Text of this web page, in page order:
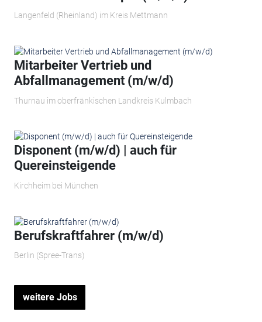
Langenfeld (Rheinland) im Kreis Mettmann
Mitarbeiter Vertrieb und
Abfallmanagement (m/w/d)
Thurnau im oberfränkischen Landkreis Kulmbach
Disponent (m/w/d) | auch für
Quereinsteigende
Kirchheim bei München
Berufskraftfahrer (m/w/d)
Berlin (Spree-Trans)
weitere Jobs